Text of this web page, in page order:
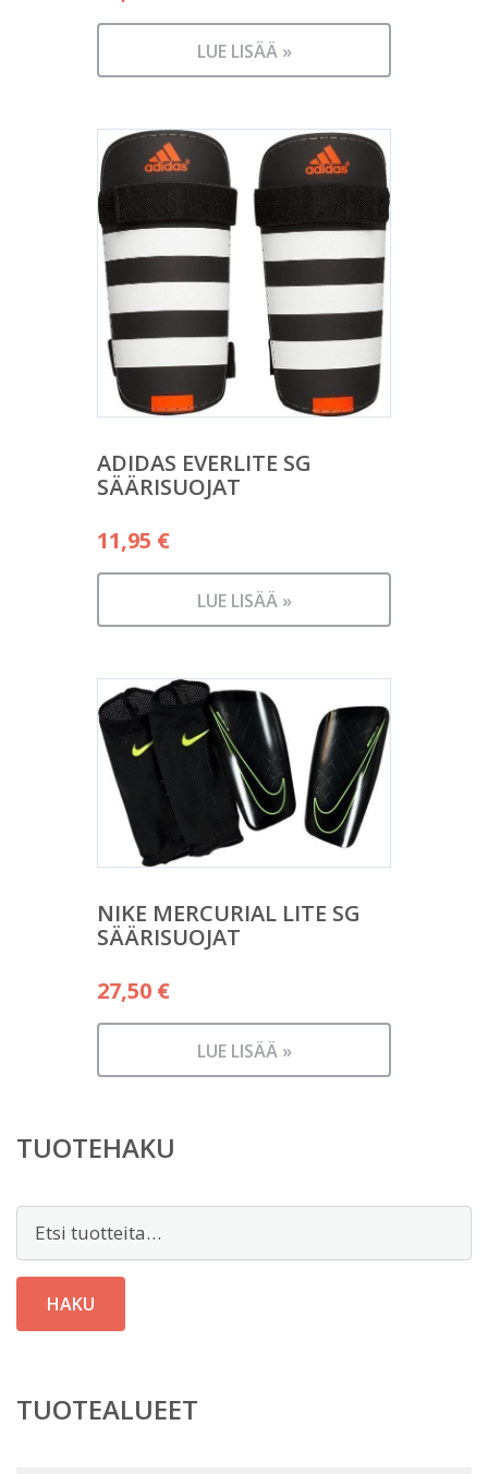
LUE LISÄÄ »
ADIDAS EVERLITE SG
SÄÄRISUOJAT
11,95 €
LUE LISÄÄ »
NIKE MERCURIAL LITE SG
SÄÄRISUOJAT
27,50 €
LUE LISÄÄ »
TUOTEHAKU
Etsi:
HAKU
TUOTEALUEET